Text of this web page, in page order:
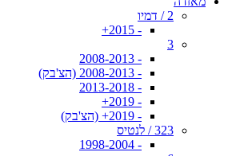
2 / דמיו
- 2015+
3
- 2008-2013
- 2008-2013 (הצ'בק)
- 2013-2018
- 2019+
- 2019+ (הצ'בק)
323 / לנטיס
- 1998-2004